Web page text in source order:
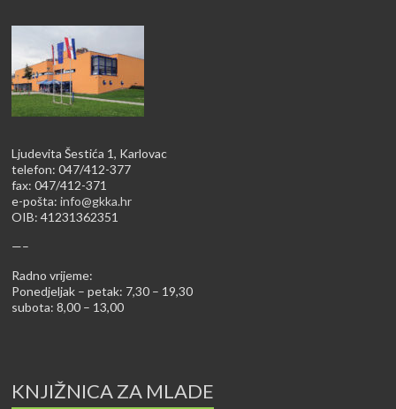
Ljudevita Šestića 1, Karlovac
telefon: 047/412-377
fax: 047/412-371
e-pošta:info@gkka.hr
OIB: 41231362351
—–
Radno vrijeme:
Ponedjeljak – petak: 7,30 – 19,30
subota: 8,00 – 13,00
KNJIŽNICA ZA MLADE